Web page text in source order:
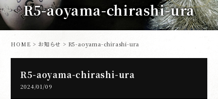
R5-aoyama-chirashi-ura
HOME > お知らせ > R5-aoyama-chirashi-ura
R5-aoyama-chirashi-ura
2024/01/09